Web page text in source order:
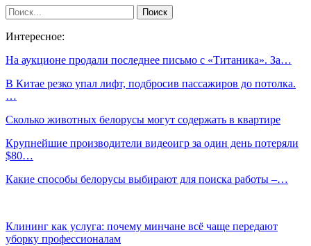
Интересное:
На аукционе продали последнее письмо с «Титаника». За…
В Китае резко упал лифт, подбросив пассажиров до потолка.
…
Сколько животных белорусы могут содержать в квартире
Крупнейшие производители видеоигр за один день потеряли
$80…
Какие способы белорусы выбирают для поиска работы –…
Клининг как услуга: почему минчане всё чаще передают
уборку профессионалам